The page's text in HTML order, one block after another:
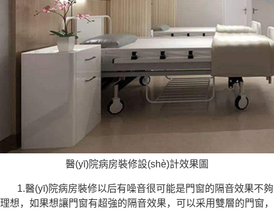
醫(yī)院病房裝修設(shè)計效果圖
1.醫(yī)院病房裝修以后有噪音很可能是門窗的隔音效果不夠
理想，如果想讓門窗有超強的隔音效果，可以采用雙層的門窗，